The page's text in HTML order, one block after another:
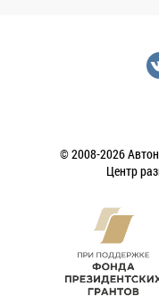
© 2008-2026
Центр